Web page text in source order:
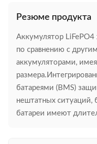
Резюме продукта
Аккумулятор LiFePO4
по сравнению с
аккумуляторами,
батареями (BMS)
нештатных ситуаций,
батареи имеют